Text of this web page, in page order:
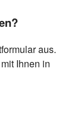
aus.
Ihnen in